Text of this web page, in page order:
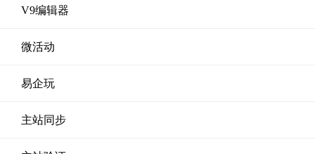
V9编辑器
微活动
易企玩
主站同步